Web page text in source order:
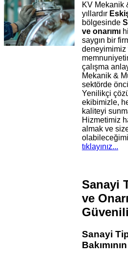
KV Mekanik
yıllardır
bölgesinde
ve onarımı
saygın bir
deneyimimiz
çalışma
Mekanik &
sektörde
Yenilikçi
ekibimizle,
kaliteyi
Hizmetimiz
almak ve
tıklayınız...
Sanayi
ve
Sanayi